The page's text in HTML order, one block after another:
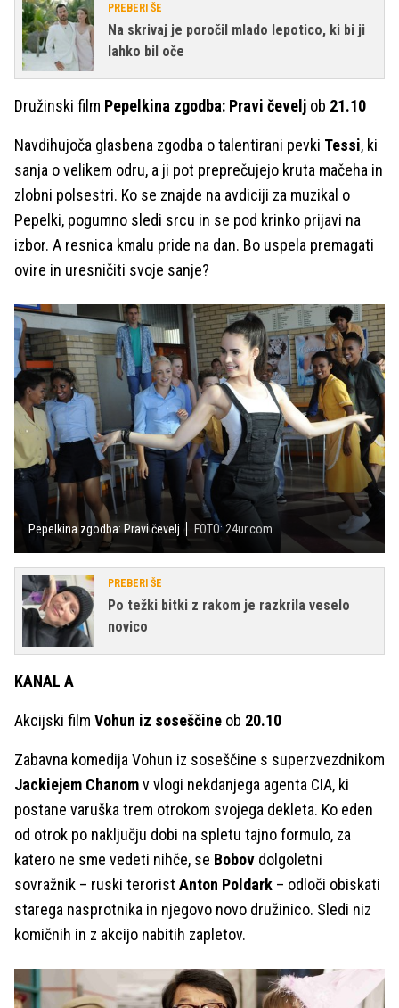
PREBERI ŠE
Na skrivaj je poročil mlado lepotico, ki bi ji
lahko bil oče
Družinski film Pepelkina zgodba: Pravi čevelj ob 21.10
Navdihujoča glasbena zgodba o talentirani pevki Tessi, ki
sanja o velikem odru, a ji pot preprečujejo kruta mačeha in
zlobni polsestri. Ko se znajde na avdiciji za muzikal o
Pepelki, pogumno sledi srcu in se pod krinko prijavi na
izbor. A resnica kmalu pride na dan. Bo uspela premagati
ovire in uresničiti svoje sanje?
Pepelkina zgodba: Pravi čevelj FOTO: 24ur.com
PREBERI ŠE
Po težki bitki z rakom je razkrila veselo
novico
KANAL A
Akcijski film Vohun iz soseščine ob 20.10
Zabavna komedija Vohun iz soseščine s superzvezdnikom
Jackiejem Chanomv vlogi nekdanjega agenta CIA, ki
postane varuška trem otrokom svojega dekleta. Ko eden
od otrok po naključju dobi na spletu tajno formulo, za
katero ne sme vedeti nihče, se Bobov dolgoletni
sovražnik – ruski terorist Anton Poldark – odloči obiskati
starega nasprotnika in njegovo novo družinico. Sledi niz
komičnih in z akcijo nabitih zapletov.